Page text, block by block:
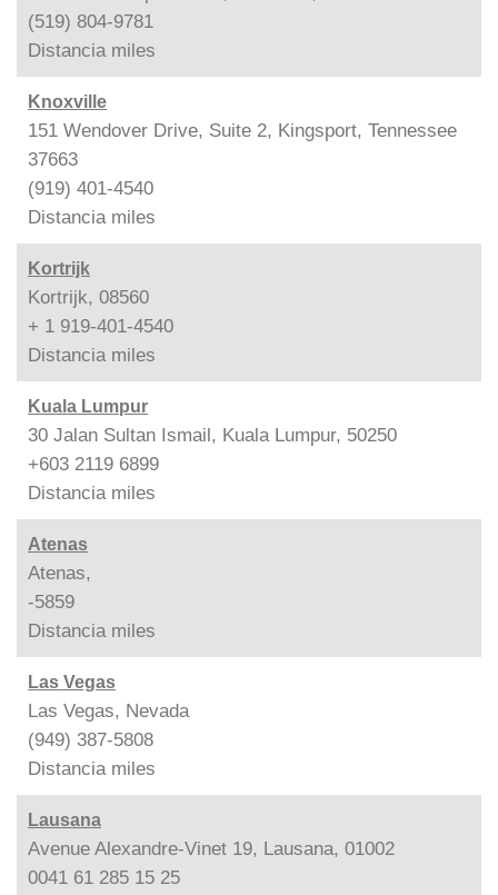
(519) 804-9781
Distancia miles
Knoxville
151 Wendover Drive, Suite 2, Kingsport, Tennessee
37663
(919) 401-4540
Distancia miles
Kortrijk
Kortrijk, 08560
+ 1 919-401-4540
Distancia miles
Kuala Lumpur
30 Jalan Sultan Ismail, Kuala Lumpur, 50250
+603 2119 6899
Distancia miles
Atenas
Atenas,
-5859
Distancia miles
Las Vegas
Las Vegas, Nevada
(949) 387-5808
Distancia miles
Lausana
Avenue Alexandre-Vinet 19, Lausana, 01002
0041 61 285 15 25